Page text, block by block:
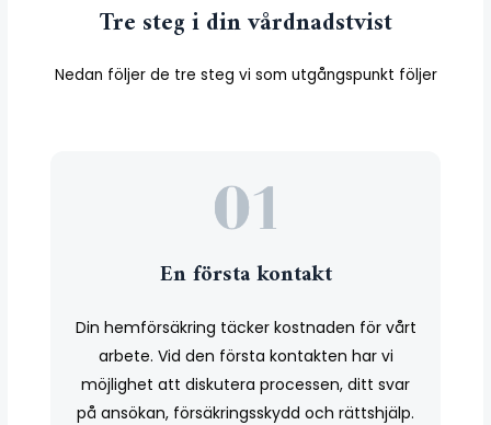
Tre steg i din vårdnadstvist
Nedan följer de tre steg vi som utgångspunkt följer
En första kontakt
Din hemförsäkring täcker kostnaden för vårt
arbete. Vid den första kontakten har vi
möjlighet att diskutera processen, ditt svar
på ansökan, försäkringsskydd och rättshjälp.